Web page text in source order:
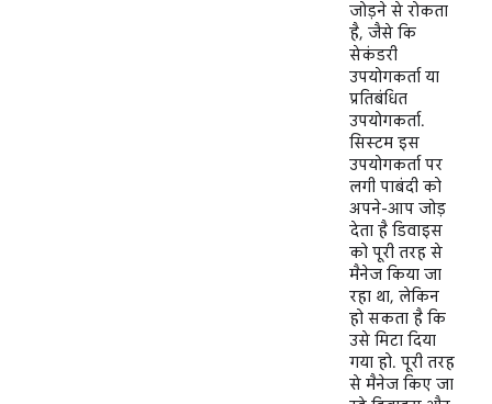
जोड़ने से रोकता
है, जैसे कि
सेकंडरी
उपयोगकर्ता या
प्रतिबंधित
उपयोगकर्ता.
सिस्टम इस
उपयोगकर्ता पर
लगी पाबंदी को
अपने-आप जोड़
देता है डिवाइस
को पूरी तरह से
मैनेज किया जा
रहा था, लेकिन
हो सकता है कि
उसे मिटा दिया
गया हो. पूरी तरह
से मैनेज किए जा